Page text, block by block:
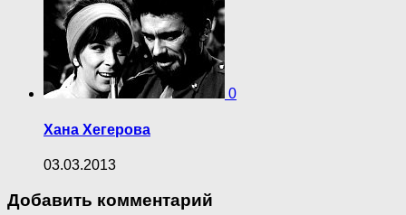
0
Хана Хегерова
03.03.2013
Добавить комментарий